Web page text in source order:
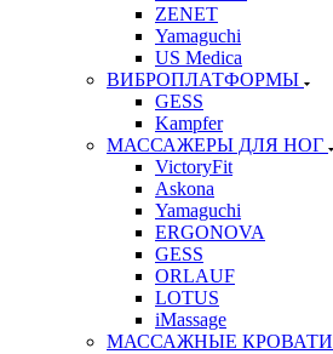
ZENET
Yamaguchi
US Medica
ВИБРОПЛАТФОРМЫ
GESS
Kampfer
МАССАЖЕРЫ ДЛЯ НОГ
VictoryFit
Askona
Yamaguchi
ERGONOVA
GESS
ORLAUF
LOTUS
iMassage
МАССАЖНЫЕ КРОВАТИ